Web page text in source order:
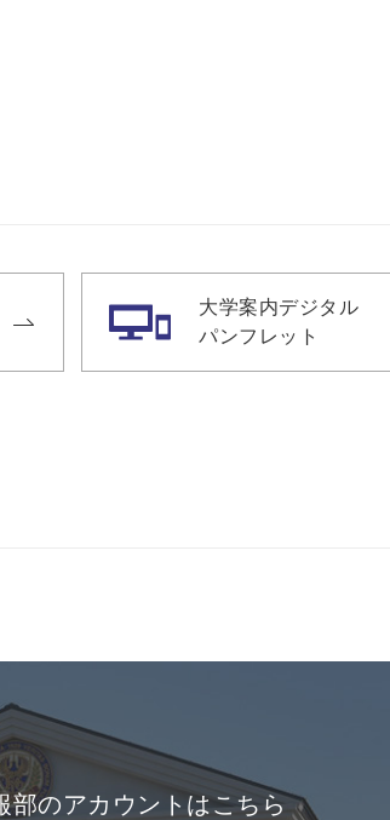
大学案内デジタル
パンフレット
部のアカウントはこちら